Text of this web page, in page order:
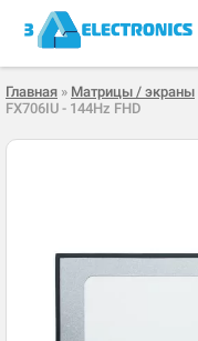
Главная » Матрицы / экраны
FX706IU - 144Hz FHD